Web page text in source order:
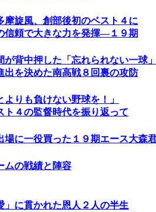
摩旋風、創部後初のベスト４に
信頼で大きな力を発揮―１９期
が背中押した「忘れられない一球
出を決めた南高戦８回裏の攻防
よりも負けない野球を！」
ト４の監督時代を振り返って
場に一役買った１９期エース大森
ムの戦績と陣容
」に貫かれた恩人２人の半生